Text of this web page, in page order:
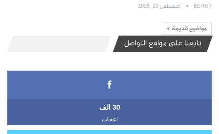
EDITOR أغسطس 20, 2025
مواضيع قديمة
تابعنا على مواقع التواصل
30 الف
اعجاب